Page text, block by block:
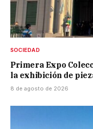
SOCIEDAD
Primera Expo
la exhibición de
8 de agosto de 2026